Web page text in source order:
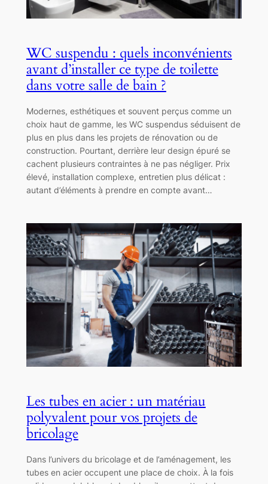
WC suspendu : quels inconvénients
avant d’installer ce type de toilette
dans votre salle de bain ?
Modernes, esthétiques et souvent perçus comme un
choix haut de gamme, les WC suspendus séduisent de
plus en plus dans les projets de rénovation ou de
construction. Pourtant, derrière leur design épuré se
cachent plusieurs contraintes à ne pas négliger. Prix
élevé, installation complexe, entretien plus délicat :
autant d’éléments à prendre en compte avant…
Les tubes en acier : un matériau
polyvalent pour vos projets de
bricolage
Dans l’univers du bricolage et de l’aménagement, les
tubes en acier occupent une place de choix. À la fois